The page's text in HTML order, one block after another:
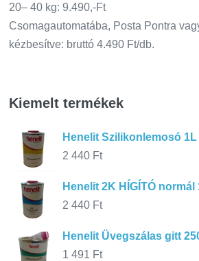
20– 40 kg: 9.490,-Ft
Csomagautomatába, Posta Pontra
kézbesítve: bruttó 4.490 Ft/db.
Kiemelt termékek
Henelit Szilikonlemosó 1L
2 440 Ft
Henelit 2K HÍGÍTÓ normál
2 440 Ft
Henelit Üvegszálas gitt
1 491 Ft